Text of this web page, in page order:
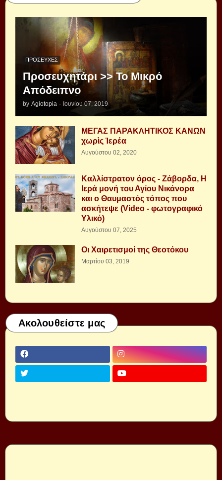
ΠΡΟΣΕΥΧΈΣ
Προσευχητάρι >> Το Μικρό
Απόδειπνο
by Agiotopia - Ιουνίου 07, 2019
ΜΕΓΑΣ ΠΑΡΑΚΛΗΤΙΚΟΣ ΚΑΝΩΝ
χωρὶς Ἱερέα
Αυγούστου 02, 2020
Καλλίστρατον όρος - Ζάβορδα, Η
Ιερά μονή του Αγίου Νικάνορα
και ο Θαυμαστός τόπος που
ασκήτεψε (Video - φωτογραφικό
Υλικό)
Αυγούστου 07, 2025
Οι Χαιρετισμοί της Θεοτόκου
Μαρτίου 03, 2019
Ακολουθείστε μας